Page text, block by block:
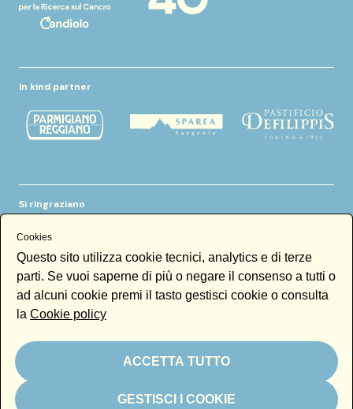
In kind partner
Si ringraziano
Newsletter
Email
Cookies
Questo sito utilizza cookie tecnici, analytics e di terze
parti. Se vuoi saperne di più o negare il consenso a tutti o
ad alcuni cookie premi il tasto gestisci cookie o consulta
la Cookie policy
ACCETTA TUTTO
GESTISCI I COOKIE